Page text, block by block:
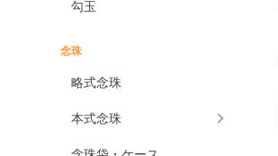
勾玉
念珠
略式念珠
本式念珠